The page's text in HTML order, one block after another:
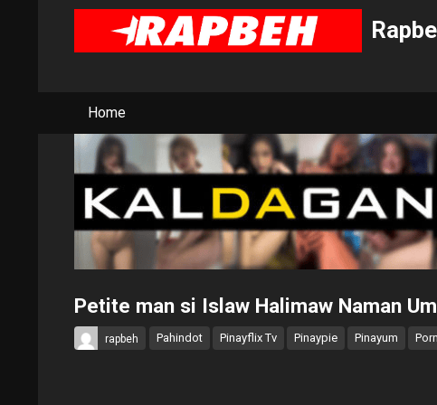
Home
Petite man si Islaw Halimaw Naman
rapbeh Pahindot Pinayflix Tv Pinaypie Pinayum